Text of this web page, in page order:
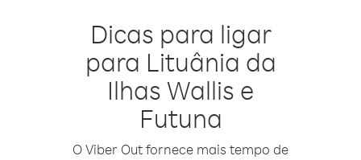
Dicas para ligar
para Lituânia da
Ilhas Wallis e
Futuna
O Viber Out fornece mais tempo de